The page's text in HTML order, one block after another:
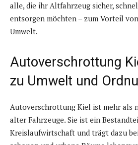
alle, die ihr Altfahrzeug sicher,
entsorgen möchten – zum Vorteil
Umwelt.
Autoverschrottung
zu Umwelt und
Autoverschrottung Kiel ist mehr als
alter Fahrzeuge. Sie ist ein
Kreislaufwirtschaft und trägt dazu